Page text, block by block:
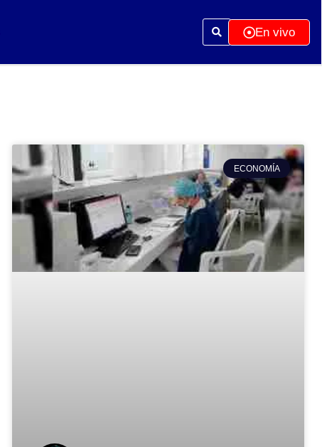
En vivo
ECONOMÍA